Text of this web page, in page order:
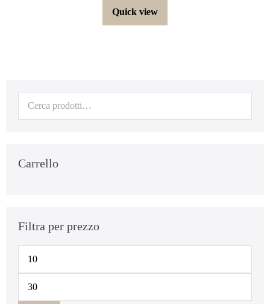
Quick view
Carrello
Filtra per prezzo